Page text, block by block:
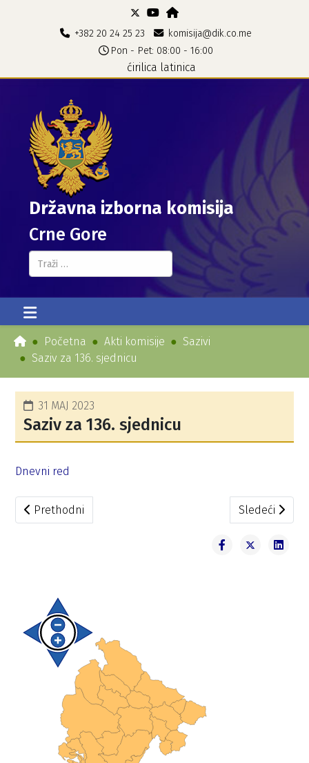
+382 20 24 25 23
komisija@dik.co.me
Pon - Pet: 08:00 - 16:00
ćirilica latinica
Državna izborna komisija
Crne Gore
Pretraga...
Početna Akti komisije
Sazivi
Saziv za 136. sjednicu
31 MAJ 2023
Saziv za 136. sjednicu
Dnevni red
Prethodni članak: Saziv za 137. sjednicu
Prethodni Sledeći
Sledeći